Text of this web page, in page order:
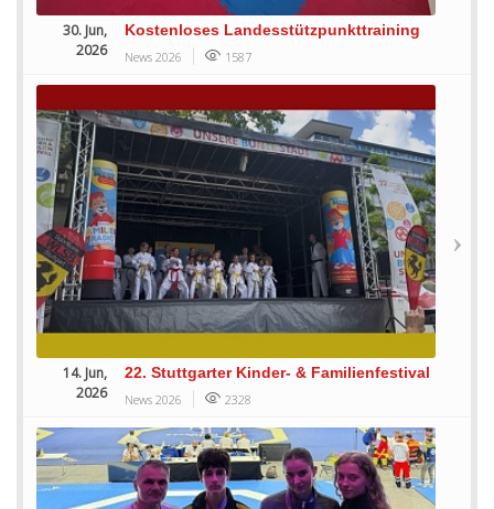
30. Jun,
2026
Kostenloses Landesstützpunkttraining
News 2026 1587
14. Jun,
2026
22. Stuttgarter Kinder- & Familienfestival
News 2026 2328